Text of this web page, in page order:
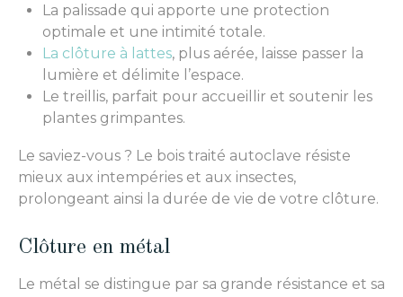
La palissade qui apporte une protection
optimale et une intimité totale.
La clôture à lattes, plus aérée, laisse passer la
lumière et délimite l’espace.
Le treillis, parfait pour accueillir et soutenir les
plantes grimpantes.
Le saviez-vous ? Le bois traité autoclave résiste
mieux aux intempéries et aux insectes,
prolongeant ainsi la durée de vie de votre clôture.
Clôture en métal
Le métal se distingue par sa grande résistance et sa